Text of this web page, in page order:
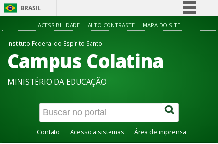
BRASIL
Simplifique!
Acesso à informação
Canais
ACESSIBILIDADE ALTO CONTRASTE MAPA DO SITE
Instituto Federal do Espírito Santo
Campus Colatina
MINISTÉRIO DA EDUCAÇÃO
Contato Acesso a sistemas Área de imprensa